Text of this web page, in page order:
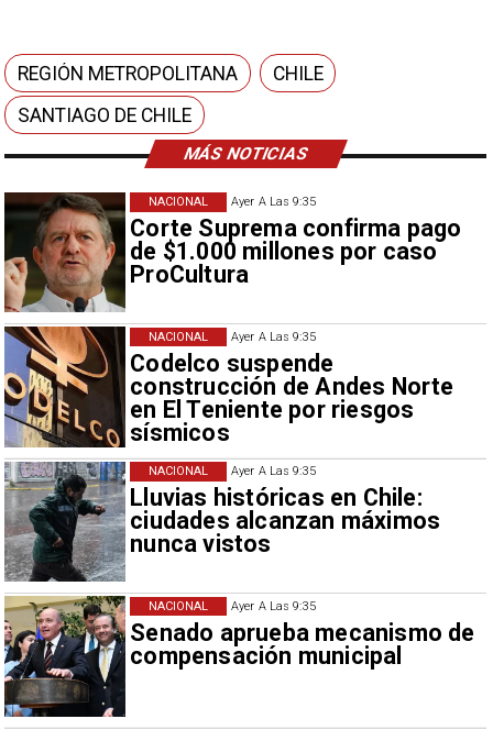
MÁS NOTICIAS
Ayer A Las 9:35
Corte Suprema confirma pago
de $1.000 millones por caso
ProCultura
NACIONAL
Ayer A Las 9:35
Codelco suspende
construcción de Andes Norte
en El Teniente por riesgos
sísmicos
NACIONAL
Ayer A Las 9:35
Lluvias históricas en Chile:
ciudades alcanzan máximos
nunca vistos
NACIONAL
Ayer A Las 9:35
Senado aprueba mecanismo de
compensación municipal
NACIONAL
REGIÓN METROPOLITANA
CHILE
SANTIAGO DE CHILE